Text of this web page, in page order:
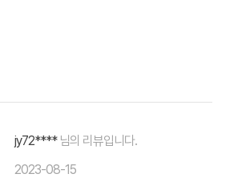
jy72****님의 리뷰입니다.
2023-08-15